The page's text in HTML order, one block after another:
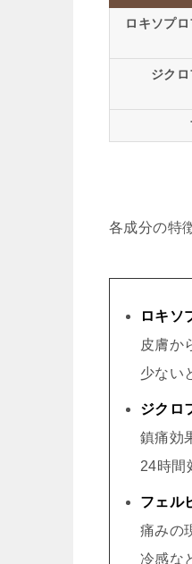
ロキソプ
ジク
各成分の特
ロキソ
皮膚か
少ない
ジクロ
鎮痛効
24時間
フェル
痛みの
冷感な